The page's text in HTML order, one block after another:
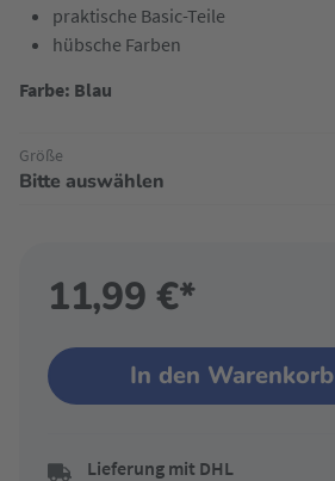
praktische Basic-Teile
hübsche Farben
Farbe: Blau
Größe
Bitte auswählen
11,99 €*
In den Warenkorb
Lieferung mit DHL